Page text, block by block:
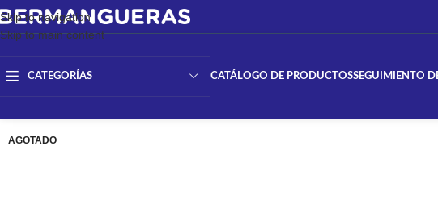
Skip to navigation
Skip to main content
CATEGORÍAS CATÁLOGO DE PRODUCTOSSEGUIMIENTO
AGOTADO